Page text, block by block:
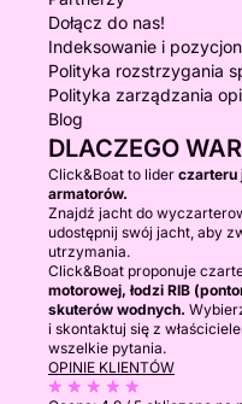
Dołącz do nas!
Indeksowanie i
Polityka rozstrzygania
Polityka zarządzania
Blog
DLACZEGO
Click&Boat to lider czarteru
armatorów.
Znajdź jacht do
udostępnij swój jacht, aby
utrzymania.
Click&Boat proponuje
motorowej, łodzi RIB
skuterów wodnych.
i skontaktuj się z
wszelkie pytania.
OPINIE KLIENTÓW